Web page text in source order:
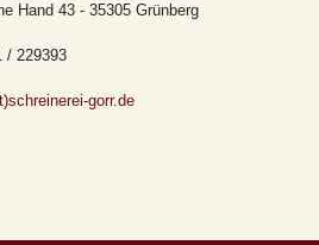
Hand 43 - 35305 Grünberg
/ 229393
gorr.de